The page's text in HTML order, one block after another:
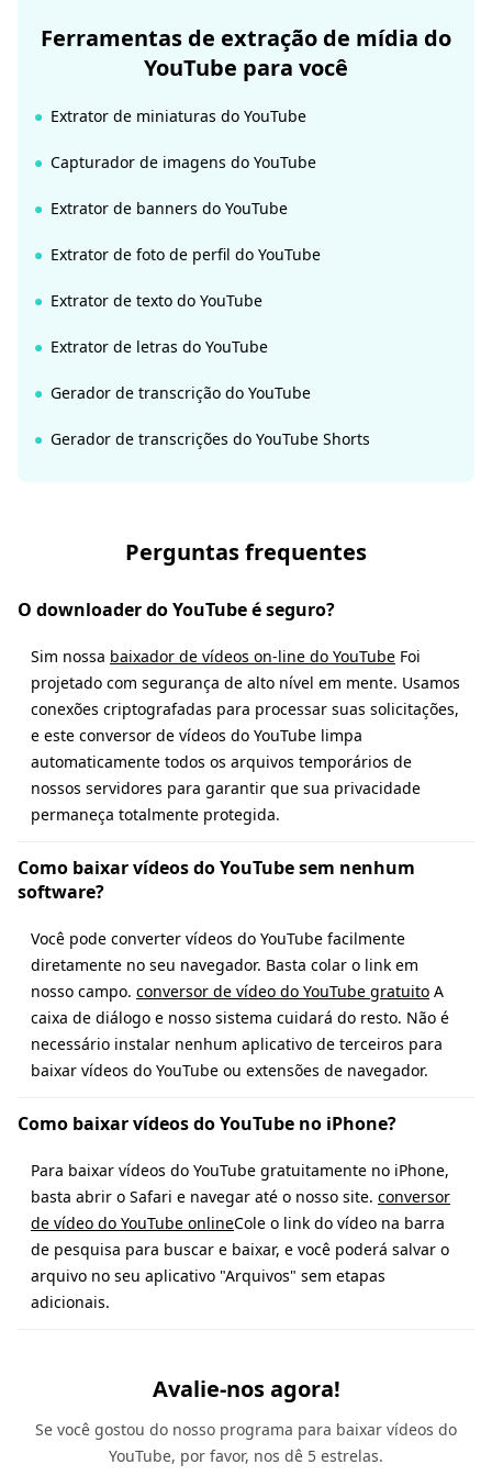
Ferramentas de extração de mídia do
YouTube para você
Extrator de miniaturas do YouTube
Capturador de imagens do YouTube
Extrator de banners do YouTube
Extrator de foto de perfil do YouTube
Extrator de texto do YouTube
Extrator de letras do YouTube
Gerador de transcrição do YouTube
Gerador de transcrições do YouTube Shorts
Perguntas frequentes
O downloader do YouTube é seguro?
Sim nossa baixador de vídeos on-line do YouTube Foi
projetado com segurança de alto nível em mente. Usamos
conexões criptografadas para processar suas solicitações,
e este conversor de vídeos do YouTube limpa
automaticamente todos os arquivos temporários de
nossos servidores para garantir que sua privacidade
permaneça totalmente protegida.
Como baixar vídeos do YouTube sem nenhum
software?
Você pode converter vídeos do YouTube facilmente
diretamente no seu navegador. Basta colar o link em
nosso campo. conversor de vídeo do YouTube gratuito A
caixa de diálogo e nosso sistema cuidará do resto. Não é
necessário instalar nenhum aplicativo de terceiros para
baixar vídeos do YouTube ou extensões de navegador.
Como baixar vídeos do YouTube no iPhone?
Para baixar vídeos do YouTube gratuitamente no iPhone,
basta abrir o Safari e navegar até o nosso site. conversor
de vídeo do YouTube onlineCole o link do vídeo na barra
de pesquisa para buscar e baixar, e você poderá salvar o
arquivo no seu aplicativo "Arquivos" sem etapas
adicionais.
Avalie-nos agora!
Se você gostou do nosso programa para baixar vídeos do
YouTube, por favor, nos dê 5 estrelas.